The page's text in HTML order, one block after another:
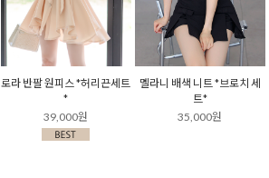
로라 반팔 원피스 *허리끈세트
*
39,000원
멜라니 배색 니트 *브로치 세
트*
35,000원